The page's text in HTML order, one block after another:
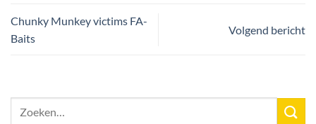
Chunky Munkey victims FA-
Baits
Volgend bericht